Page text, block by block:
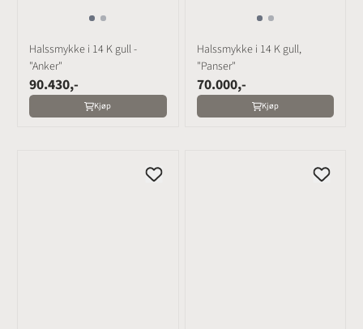
Halssmykke i 14 K gull -
"Anker"
90.430,-
Kjøp
Halssmykke i 14 K gull,
"Panser"
70.000,-
Kjøp